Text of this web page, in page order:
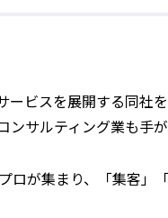
ービスを展開する同社
ンサルティング業も手が
ロが集まり、「集客」